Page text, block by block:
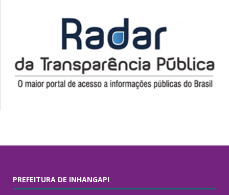
PREFEITURA DE INHANGAPI